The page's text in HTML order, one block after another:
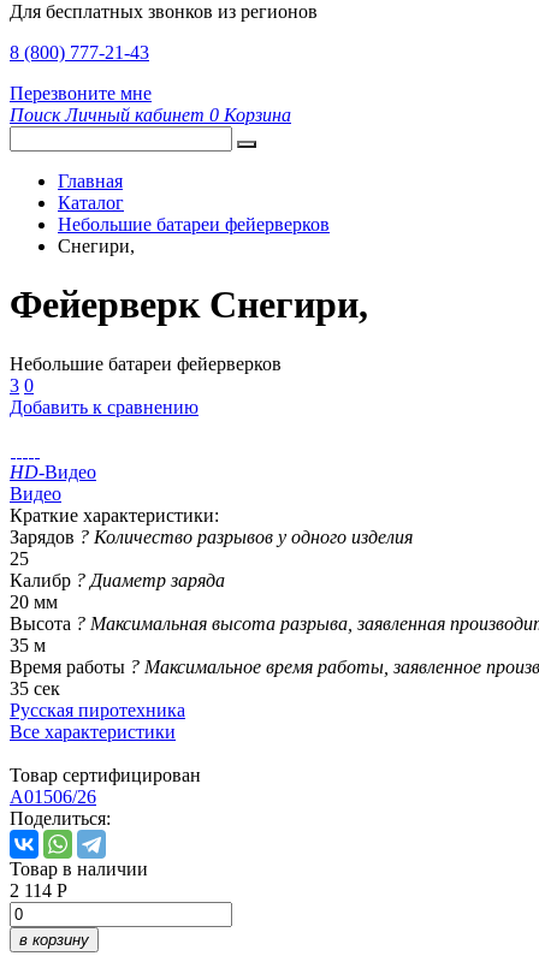
Для бесплатных звонков из регионов
8 (800) 777-21-43
Перезвоните мне
Поиск Личный кабинет 0 Корзина
Главная
Каталог
Небольшие батареи фейерверков
Снегири,
Фейерверк Снегири,
Небольшие батареи фейерверков
3 0
Добавить к сравнению
HD-Видео
Видео
Краткие характеристики:
Зарядов ? Количество разрывов у одного изделия
25
Калибр ? Диаметр заряда
20 мм
Высота ? Максимальная высота разрыва, заявленная
35 м
Время работы ? Максимальное время работы, заявленное
35 сек
Русская пиротехника
Все характеристики
Товар сертифицирован
A01506/26
Поделиться:
Товар в наличии
2 114 Р
в корзину